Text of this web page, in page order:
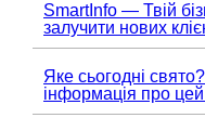
SmartInfo — Твій
залучити нових
Яке сьогодні
інформація про